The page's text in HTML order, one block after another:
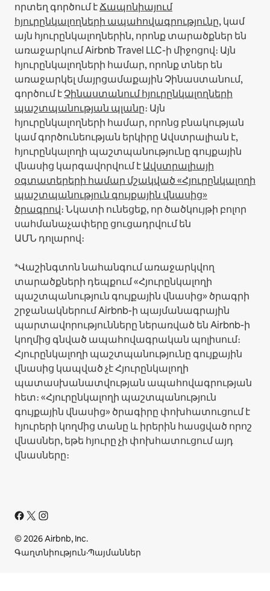
որտեղ գործում էՃապոնիայում
հյուրընկալողների ապահովագրությունը, կամ
այն հյուրընկալողներին, որոնք տարածքներ են
առաջարկում Airbnb Travel LLC-ի միջոցով։ Այն
հյուրընկալողների համար, որոնք տներ են
առաջարկել մայրցամաքային Չինաստանում,
գործում էՉինաստանում հյուրընկալողների
պաշտպանության պլանը։ Այն
հյուրընկալողների համար, որոնց բնակության
կամ գործունեության երկիրը Ավստրալիան է,
հյուրընկալողի պաշտպանությունը գույքային
վնասից կարգավորվում էԱվստրալիայի
օգտատերերի համար մշակված «Հյուրընկալողի
պաշտպանություն գույքային վնասից»
ծրագրով։ Նկատի ունեցեք, որ ծածկույթի բոլոր
սահմանաչափերը ցուցադրվում են
ԱՄՆ դոլարով։
*Վաշինգտոն նահանգում առաջարկվող
տարածքների դեպքում «Հյուրընկալողի
պաշտպանություն գույքային վնասից» ծրագրի
շրջանակներում Airbnb-ի պայմանագրային
պարտավորությունները ներառված են Airbnb-ի
կողմից գնված ապահովագրական պոլիսում։
Հյուրընկալողի պաշտպանությունը գույքային
վնասից կապված չէ Հյուրընկալողի
պատասխանատվության ապահովագրության
հետ։ «Հյուրընկալողի պաշտպանություն
գույքային վնասից» ծրագիրը փոխհատուցում է
հյուրերի կողմից տանը և իրերին հասցված որոշ
վնասներ, եթե հյուրը չի փոխհատուցում այդ
վնասները։
© 2026 Airbnb, Inc.
Գաղտնիություն·Պայմաններ